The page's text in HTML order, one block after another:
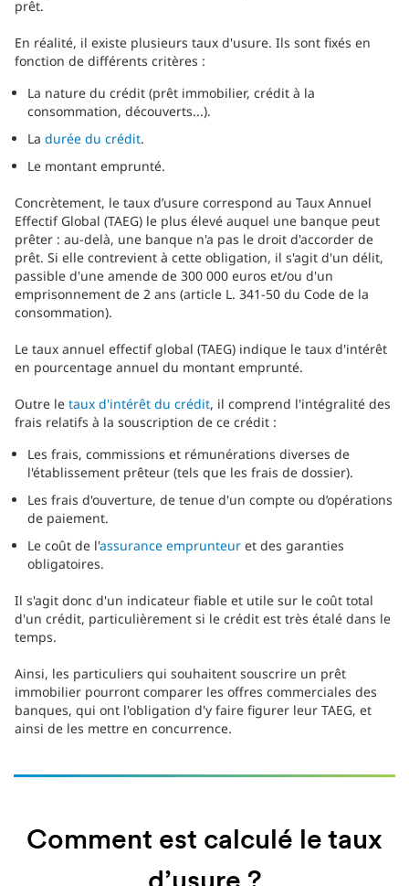
prêt.
En réalité, il existe plusieurs taux d'usure. Ils sont fixés en
fonction de différents critères :
La nature du crédit (prêt immobilier, crédit à la
consommation, découverts...).
La durée du crédit.
Le montant emprunté.
Concrètement, le taux d’usure correspond au Taux Annuel
Effectif Global (TAEG) le plus élevé auquel une banque peut
prêter : au-delà, une banque n'a pas le droit d'accorder de
prêt. Si elle contrevient à cette obligation, il s'agit d'un délit,
passible d'une amende de 300 000 euros et/ou d'un
emprisonnement de 2 ans (article L. 341-50 du Code de la
consommation).
Le taux annuel effectif global (TAEG) indique le taux d'intérêt
en pourcentage annuel du montant emprunté.
Outre le taux d'intérêt du crédit, il comprend l'intégralité des
frais relatifs à la souscription de ce crédit :
Les frais, commissions et rémunérations diverses de
l'établissement prêteur (tels que les frais de dossier).
Les frais d'ouverture, de tenue d'un compte ou d’opérations
de paiement.
Le coût de l'assurance emprunteur et des garanties
obligatoires.
Il s'agit donc d'un indicateur fiable et utile sur le coût total
d'un crédit, particulièrement si le crédit est très étalé dans le
temps.
Ainsi, les particuliers qui souhaitent souscrire un prêt
immobilier pourront comparer les offres commerciales des
banques, qui ont l'obligation d'y faire figurer leur TAEG, et
ainsi de les mettre en concurrence.
Comment est calculé le taux